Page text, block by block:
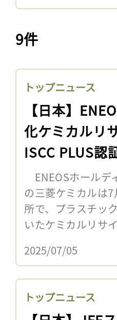
9件
トップニュース
【日本】
化ケミカルリ
ISCC PLUS認
ENEOSホールデ
の三菱ケミカルは
所で、プラスチッ
いたケミカルリサ
2025/07/05
トップニュース